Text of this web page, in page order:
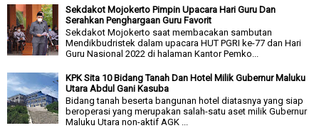
Sekdakot Mojokerto Pimpin Upacara Hari Guru Dan
Serahkan Penghargaan Guru Favorit
Sekdakot Mojokerto saat membacakan sambutan
Mendikbudristek dalam upacara HUT PGRI ke-77 dan Hari
Guru Nasional 2022 di halaman Kantor Pemko...
KPK Sita 10 Bidang Tanah Dan Hotel Milik Gubernur Maluku
Utara Abdul Gani Kasuba
Bidang tanah beserta bangunan hotel diatasnya yang siap
beroperasi yang merupakan salah-satu aset milik Gubernur
Maluku Utara non-aktif AGK ...